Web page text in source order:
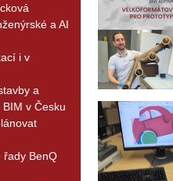
a AI
i v
a
v Česku
řady BenQ